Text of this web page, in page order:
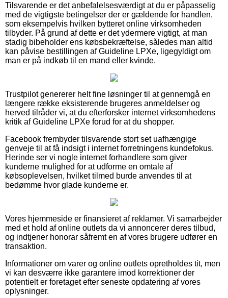
Tilsvarende er det anbefalelsesværdigt at du er påpasselig
med de vigtigste betingelser der er gældende for handlen,
som eksempelvis hvilken bytteret online virksomheden
tilbyder. På grund af dette er det ydermere vigtigt, at man
stadig bibeholder ens købsbekræftelse, således man altid
kan påvise bestillingen af Guideline LPXe, ligegyldigt om
man er på indkøb til en mand eller kvinde.
Trustpilot genererer helt fine løsninger til at gennemgå en
længere række eksisterende brugeres anmeldelser og
herved tilråder vi, at du efterforsker internet virksomhedens
kritik af Guideline LPXe forud for at du shopper.
Facebook frembyder tilsvarende stort set uafhængige
genveje til at få indsigt i internet forretningens kundefokus.
Herinde ser vi nogle internet forhandlere som giver
kunderne mulighed for at udforme en omtale af
købsoplevelsen, hvilket tilmed burde anvendes til at
bedømme hvor glade kunderne er.
Vores hjemmeside er finansieret af reklamer. Vi samarbejder
med et hold af online outlets da vi annoncerer deres tilbud,
og indtjener honorar såfremt en af vores brugere udfører en
transaktion.
Informationer om varer og online outlets opretholdes tit, men
vi kan desværre ikke garantere imod korrektioner der
potentielt er foretaget efter seneste opdatering af vores
oplysninger.